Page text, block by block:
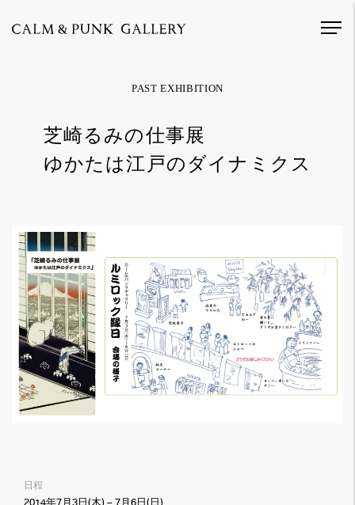
PAST EXHIBITION
芝崎るみの仕事展
ゆかたは江戸のダイナミクス
日程